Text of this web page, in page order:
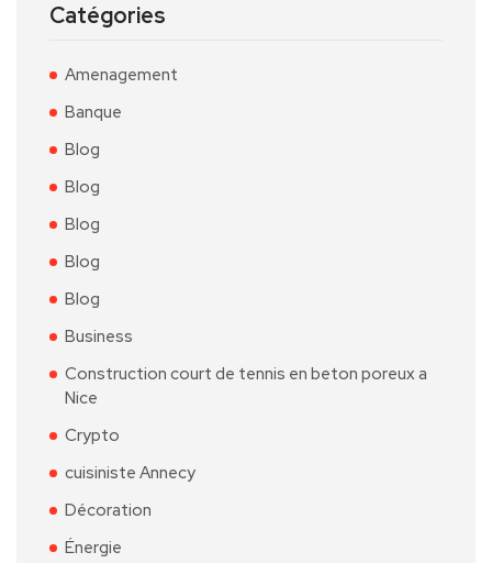
Catégories
Amenagement
Banque
Blog
Blog
Blog
Blog
Blog
Business
Construction court de tennis en beton poreux a
Nice
Crypto
cuisiniste Annecy
Décoration
Énergie